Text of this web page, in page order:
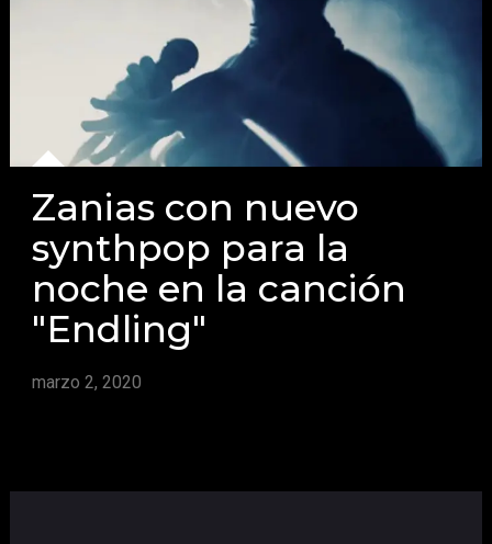
Zanias con nuevo
synthpop para la
noche en la canción
"Endling"
marzo 2, 2020